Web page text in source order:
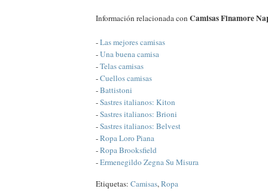
Información relacionada con Camisas Finamore
-Las mejores camisas
-Una buena camisa
-Telas camisas
-Cuellos camisas
-Battistoni
-Sastres italianos: Kiton
-Sastres italianos: Brioni
-Sastres italianos: Belvest
-Ropa Loro Piana
-Ropa Brooksfield
-Ermenegildo Zegna Su Misura
Etiquetas: Camisas,Ropa